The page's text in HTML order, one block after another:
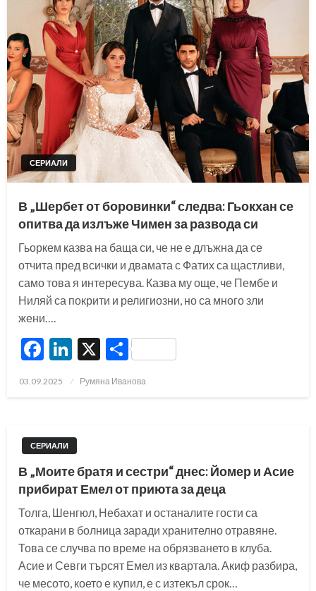
СЕРИАЛИ
В „Шербет от боровинки“ следва: Гьокхан се
опитва да излъже Чимен за развода си
Гьоркем казва на баща си, че не е длъжна да се
отчита пред всички и двамата с Фатих са щастливи,
само това я интересува. Казва му още, че Пембе и
Ниляй са покрити и религиозни, но са много зли
жени….
Facebook
LinkedIn
X Share
Posted
03.09.2025 Румяна Иванова
СЕРИАЛИ
В „Моите братя и сестри“ днес: Йомер и Асие
прибират Емел от приюта за деца
Толга, Шенгюл, Небахат и останалите гости са
откарани в болница заради хранително отравяне.
Това се случва по време на обрязването в клуба.
Асие и Севги търсят Емел из квартала. Акиф разбира,
че месото, което е купил, е с изтекъл срок…